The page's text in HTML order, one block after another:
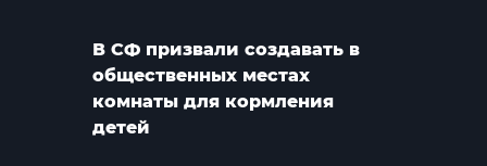
В СФ призвали создавать в
общественных местах
комнаты для кормления
детей